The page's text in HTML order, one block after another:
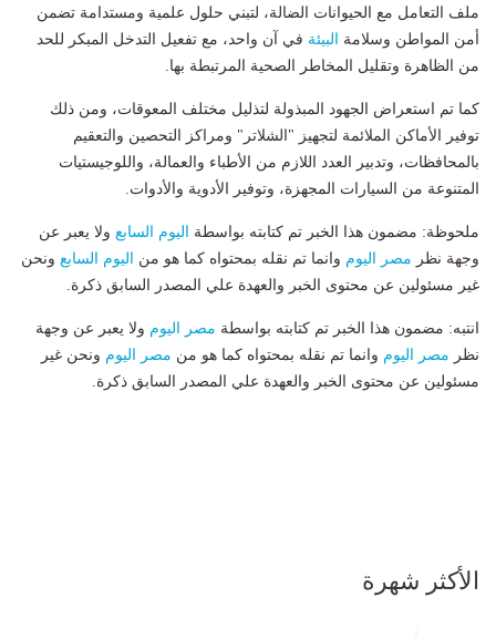
ملف التعامل مع الحيوانات الضالة، لتبني حلول علمية ومستدامة تضمن
أمن المواطن وسلامة
البيئة في آن واحد، مع تفعيل التدخل المبكر للحد
من الظاهرة وتقليل المخاطر الصحية المرتبطة بها.
كما تم استعراض الجهود المبذولة لتذليل مختلف المعوقات، ومن ذلك
توفير الأماكن الملائمة لتجهيز "الشلاتر" ومراكز التحصين والتعقيم
بالمحافظات، وتدبير العدد اللازم من الأطباء والعمالة، واللوجيستيات
المتنوعة من السيارات المجهزة، وتوفير الأدوية والأدوات.
ملحوظة: مضمون هذا الخبر تم كتابته بواسطة اليوم السابع ولا يعبر عن
وجهة نظر مصر اليوم وانما تم نقله بمحتواه كما هو من اليوم السابع ونحن
غير مسئولين عن محتوى الخبر والعهدة علي المصدر السابق ذكرة.
انتبه: مضمون هذا الخبر تم كتابته بواسطة مصر اليوم ولا يعبر عن وجهة
نظر مصر اليوم وانما تم نقله بمحتواه كما هو من مصر اليوم ونحن غير
مسئولين عن محتوى الخبر والعهدة علي المصدر السابق ذكرة.
الأكثر شهرة